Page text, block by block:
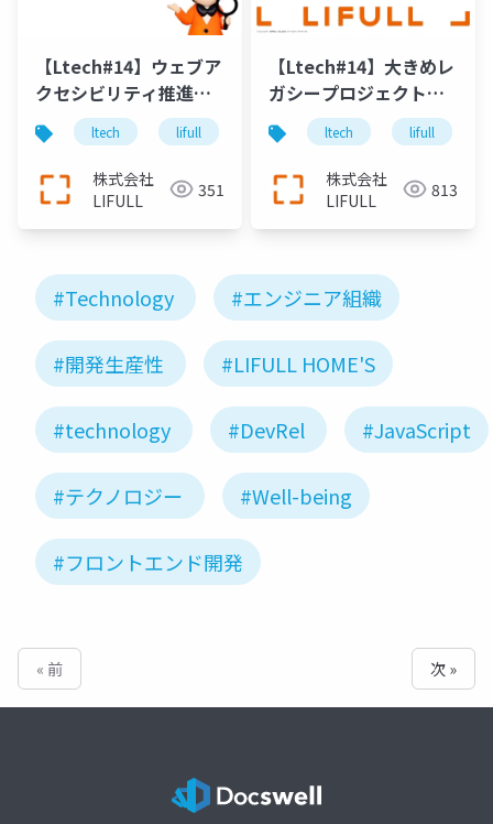
【Ltech#14】ウェブア
クセシビリティ推進活
動はじめました
ltech lifull lifull home's technology
株式会社
LIFULL
351
【Ltech#14】大きめレ
ガシープロジェクトの
フロント行く末
ltech lifull
株式会社
LIFULL
813
#Technology #エンジニア組織
#開発生産性 #LIFULL HOME'S
#technology #DevRel #JavaScript
#テクノロジー #Well-being
#フロントエンド開発
« 前 次 »